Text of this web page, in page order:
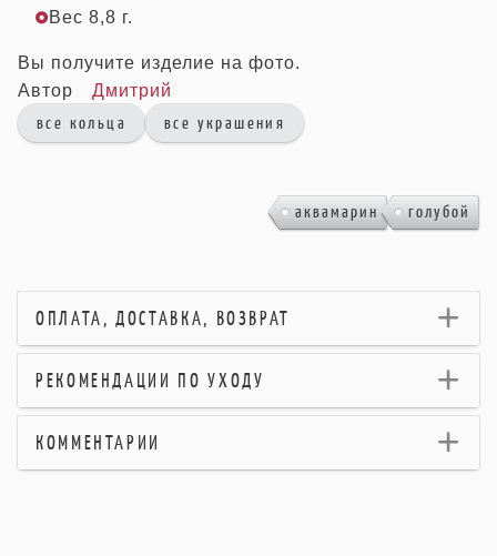
Вес 8,8 г.
Вы получите изделие на фото.
Автор
Дмитрий
все кольца все украшения
аквамарин , голубой
ОПЛАТА, ДОСТАВКА, ВОЗВРАТ
РЕКОМЕНДАЦИИ ПО УХОДУ
КОММЕНТАРИИ